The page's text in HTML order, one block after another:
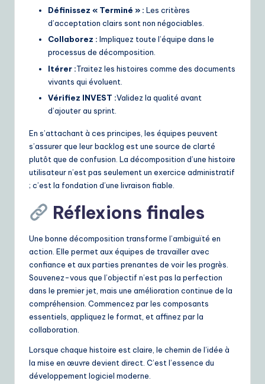
Définissez « Terminé » : Les critères
d’acceptation clairs sont non négociables.
Collaborez : Impliquez toute l’équipe dans le
processus de décomposition.
Itérer :Traitez les histoires comme des documents
vivants qui évoluent.
Vérifiez INVEST :Validez la qualité avant
d’ajouter au sprint.
En s’attachant à ces principes, les équipes peuvent
s’assurer que leur backlog est une source de clarté
plutôt que de confusion. La décomposition d’une histoire
utilisateur n’est pas seulement un exercice administratif
; c’est la fondation d’une livraison fiable.
Réflexions finales
Une bonne décomposition transforme l’ambiguïté en
action. Elle permet aux équipes de travailler avec
confiance et aux parties prenantes de voir les progrès.
Souvenez-vous que l’objectif n’est pas la perfection
dans le premier jet, mais une amélioration continue de la
compréhension. Commencez par les composants
essentiels, appliquez le format, et affinez par la
collaboration.
Lorsque chaque histoire est claire, le chemin de l’idée à
la mise en œuvre devient direct. C’est l’essence du
développement logiciel moderne.